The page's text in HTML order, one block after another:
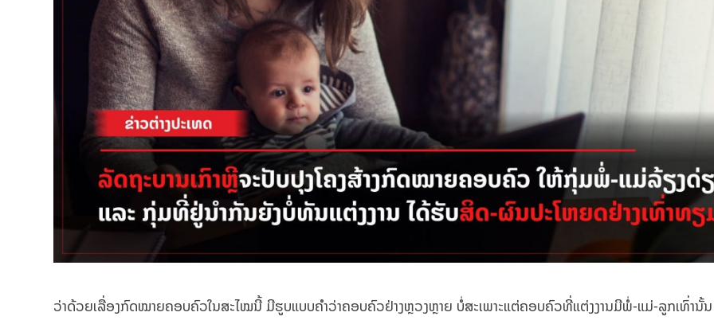
ວ່າດ້ວຍເລື່ອງກົດໝາຍຄອບຄົວໃນສະໄໝນີ້ ມີຮູບແບບຄຳວ່າຄອບຄົວຢ່າງຫຼວງຫຼາຍ ບໍ່ສະເພາະແຕ່ຄອບຄົວທີ່ແຕ່ງງານມີພໍ່-ແມ່-ລູກເທົ່ານັ້